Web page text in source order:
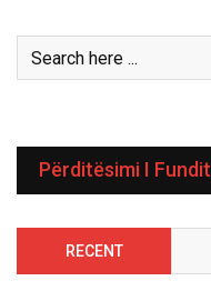
Përditësimi I Fundit
RECENT